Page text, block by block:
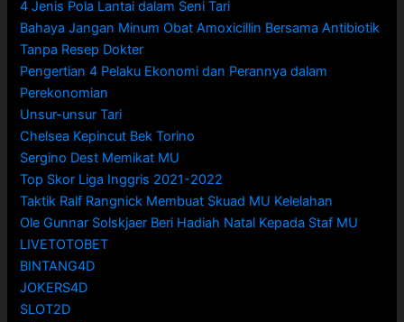
4 Jenis Pola Lantai dalam Seni Tari
Bahaya Jangan Minum Obat Amoxicillin Bersama Antibiotik
Tanpa Resep Dokter
Pengertian 4 Pelaku Ekonomi dan Perannya dalam
Perekonomian
Unsur-unsur Tari
Chelsea Kepincut Bek Torino
Sergino Dest Memikat MU
Top Skor Liga Inggris 2021-2022
Taktik Ralf Rangnick Membuat Skuad MU Kelelahan
Ole Gunnar Solskjaer Beri Hadiah Natal Kepada Staf MU
LIVETOTOBET
BINTANG4D
JOKERS4D
SLOT2D